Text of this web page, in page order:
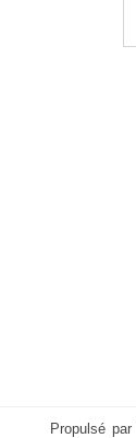
Propulsé